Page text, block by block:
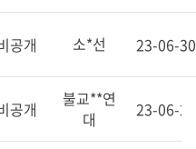
공개 소*선 23-06-30
공개
불교**연
대
23-06-27